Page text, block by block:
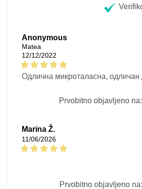
Anonymous
Matea
12/12/2022
Одлична микроталасна, одличан
Prvobitno objavljeno
Marina Ž.
11/06/2026
Prvobitno objavljeno